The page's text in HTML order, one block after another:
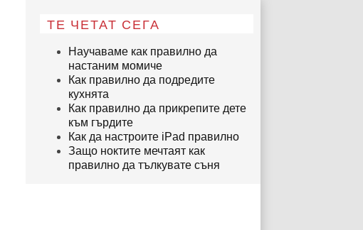
ТЕ ЧЕТАТ СЕГА
Научаваме как правилно да
настаним момиче
Как правилно да подредите
кухнята
Как правилно да прикрепите дете
към гърдите
Как да настроите iPad правилно
Защо ноктите мечтаят как
правилно да тълкувате съня